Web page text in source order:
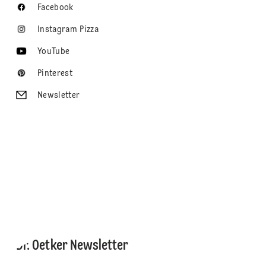
Facebook
Instagram Pizza
YouTube
Pinterest
Newsletter
Dr. Oetker Newsletter